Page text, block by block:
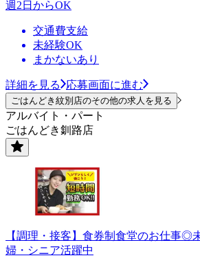
週2日からOK
交通費支給
未経験OK
まかないあり
詳細を見る 応募画面に進む
ごはんどき紋別店のその他の求人を見る
アルバイト・パート
ごはんどき釧路店
【調理・接客】食券制食堂のお仕事◎
婦・シニア活躍中